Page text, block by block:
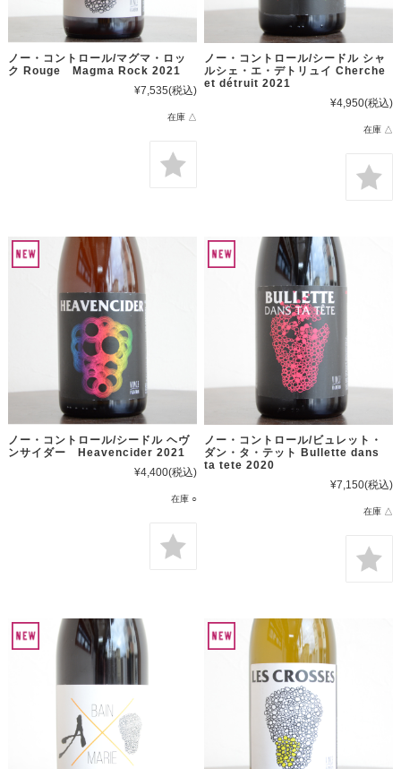
ノー・コントロール/マグマ・ロッ
ク Rouge Magma Rock 2021
¥7,535(税込)
在庫 △
ノー・コントロール/シードル シャ
ルシェ・エ・デトリュイ Cherche
et détruit 2021
¥4,950(税込)
在庫 △
ノー・コントロール/シードル ヘヴ
ンサイダー Heavencider 2021
¥4,400(税込)
在庫 ○
ノー・コントロール/ビュレット・
ダン・タ・テット Bullette dans
ta tete 2020
¥7,150(税込)
在庫 △